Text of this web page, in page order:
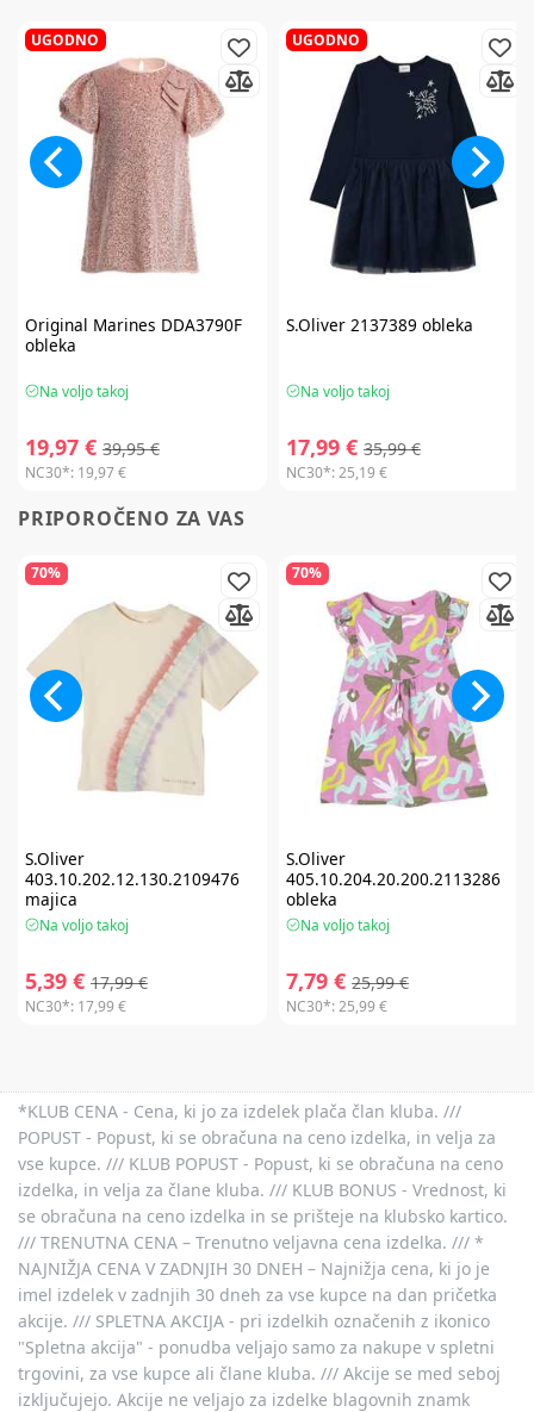
UGODNO
Original Marines DDA3790F
obleka
Na voljo takoj
19,97 € 39,95 €
NC30*: 19,97 €
UGODNO
S.Oliver2137389 obleka
Na voljo takoj
17,99 € 35,99 €
NC30*:25,19 €
PRIPOROČENO ZA VAS
70%
S.Oliver
403.10.202.12.130.2109476
majica
Na voljo takoj
5,39 € 17,99 €
NC30*: 17,99 €
70%
S.Oliver
405.10.204.20.200.2113286
obleka
Na voljo takoj
7,79 € 25,99 €
NC30*:25,99 €
*KLUB CENA - Cena, ki jo za izdelek plača član kluba. ///
POPUST - Popust, ki se obračuna na ceno izdelka, in velja za
vse kupce. /// KLUB POPUST - Popust, ki se obračuna na ceno
izdelka, in velja za člane kluba. /// KLUB BONUS - Vrednost, ki
se obračuna na ceno izdelka in se prišteje na klubsko kartico.
/// TRENUTNA CENA – Trenutno veljavna cena izdelka. /// *
NAJNIŽJA CENA V ZADNJIH 30 DNEH – Najnižja cena, ki jo je
imel izdelek v zadnjih 30 dneh za vse kupce na dan pričetka
akcije. /// SPLETNA AKCIJA - pri izdelkih označenih z ikonico
"Spletna akcija" - ponudba veljajo samo za nakupe v spletni
trgovini, za vse kupce ali člane kluba. /// Akcije se med seboj
izključujejo. Akcije ne veljajo za izdelke blagovnih znamk